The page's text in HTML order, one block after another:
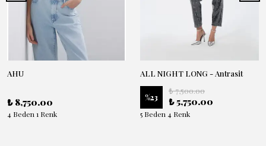
AHU
₺ 8,750.00
4 Beden 1 Renk
ALL NIGHT LONG - Antrasit
%23
₺ 7,500.00
₺ 5,750.00
5 Beden 4 Renk